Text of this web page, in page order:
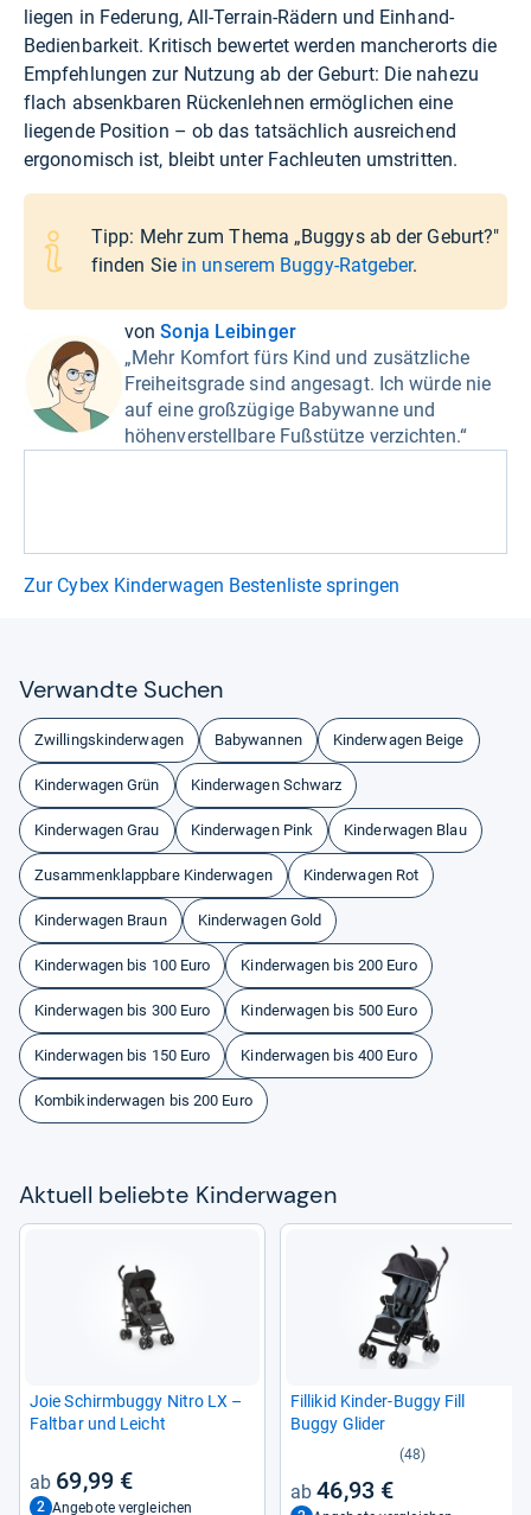
liegen in Federung, All-Terrain-Rädern und Einhand-
Bedienbarkeit. Kritisch bewertet werden mancherorts die
Empfehlungen zur Nutzung ab der Geburt: Die nahezu
flach absenkbaren Rückenlehnen ermöglichen eine
liegende Position – ob das tatsächlich ausreichend
ergonomisch ist, bleibt unter Fachleuten umstritten.
Tipp: Mehr zum Thema „Buggys ab der Geburt?"
finden Sie in unserem Buggy-Ratgeber.
vonSonja Leibinger
„Mehr Komfort fürs Kind und zusätzliche
Freiheitsgrade sind angesagt. Ich würde nie
auf eine großzügige Babywanne und
höhenverstellbare Fußstütze verzichten.“
Zur Cybex Kinderwagen Bestenliste springen
Ver­wandte Suchen
Zwillingskinderwagen Babywannen Kinderwagen Beige
Kinderwagen Grün Kinderwagen Schwarz
Kinderwagen Grau Kinderwagen Pink Kinderwagen Blau
Zusammenklappbare Kinderwagen Kinderwagen Rot
Kinderwagen Braun Kinderwagen Gold
Kinderwagen bis 100 Euro Kinderwagen bis 200 Euro
Kinderwagen bis 300 Euro Kinderwagen bis 500 Euro
Kinderwagen bis 150 Euro Kinderwagen bis 400 Euro
Kombikinderwagen bis 200 Euro
Aktu­ell beliebte Kin­der­wa­gen
Joie Schirm­buggy Nitro LX –
Falt­bar und Leicht
69,99 €
2 Angebote vergleichen
Fil­li­kid Kin­der-​Buggy Fill
Buggy Gli­der
(48)
46,93 €